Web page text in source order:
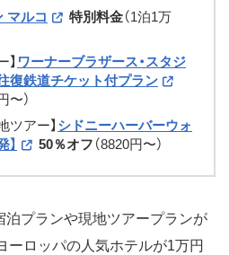
マルコ 特別料金（1泊1万
ワーナーブラザース・スタジ
復鉄道チケット付プラン
〜）
ツアー】 シドニーハーバーウォ
50％オフ （8820円〜）
泊プランや現地ツアープランが
ーロッパの人気ホテルが1万円